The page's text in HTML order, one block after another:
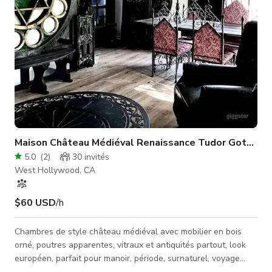
Maison Château Médiéval Renaissance Tudor Gothique
5.0 (2) 30 invités
West Hollywood, CA
$60 USD/h
Chambres de style château médiéval avec mobilier en bois
orné, poutres apparentes, vitraux et antiquités partout, look
européen, parfait pour manoir, période, surnaturel, voyage